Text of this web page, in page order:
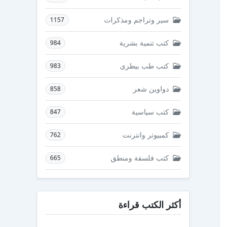
سير وتراجم ومذكرات 1157
كتب تنمية بشرية 984
كتب طب بيطرى 983
دواوين شعر 858
كتب سياسية 847
كمبيوتر وانترنت 762
كتب فلسفة ومنطق 665
أكثر الكتب قراءة